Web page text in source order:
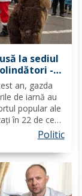
la sediul
-
an, gazda
de iarnă au
popular ale
în 22 de cete
autentice,Politic